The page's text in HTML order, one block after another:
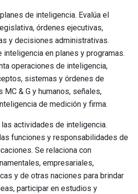
de inteligencia. Evalúa el
órdenes ejecutivas,
y decisiones administrativas.
inteligencia en planes y programas.
operaciones de inteligencia,
sistemas y órdenes de
& G y humanos, señales,
de medición y firma.
actividades de inteligencia.
funciones y responsabilidades de
Se relaciona con
empresariales,
y de otras naciones para brindar
participar en estudios y